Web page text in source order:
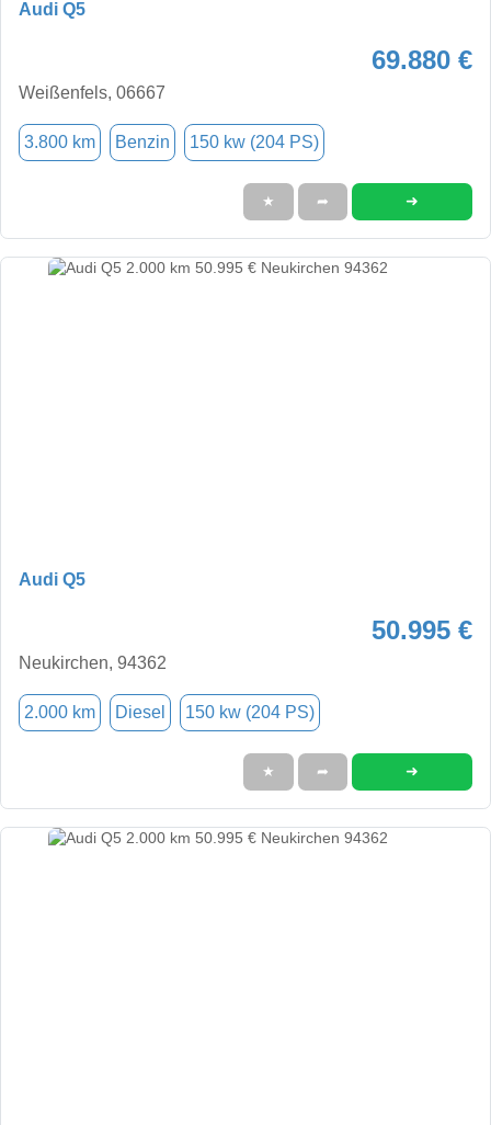
Audi Q5
69.880 €
Weißenfels, 06667
3.800 km Benzin 150 kw (204 PS)
★ ➦ ➜
Audi Q5
50.995 €
Neukirchen, 94362
2.000 km Diesel 150 kw (204 PS)
★ ➦ ➜